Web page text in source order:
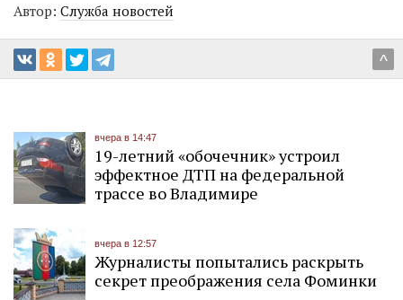
Автор: Служба новостей
^
вчера в 14:47
19-летний «обочечник» устроил
эффектное ДТП на федеральной
трассе во Владимире
вчера в 12:57
Журналисты попытались раскрыть
секрет преображения села Фоминки